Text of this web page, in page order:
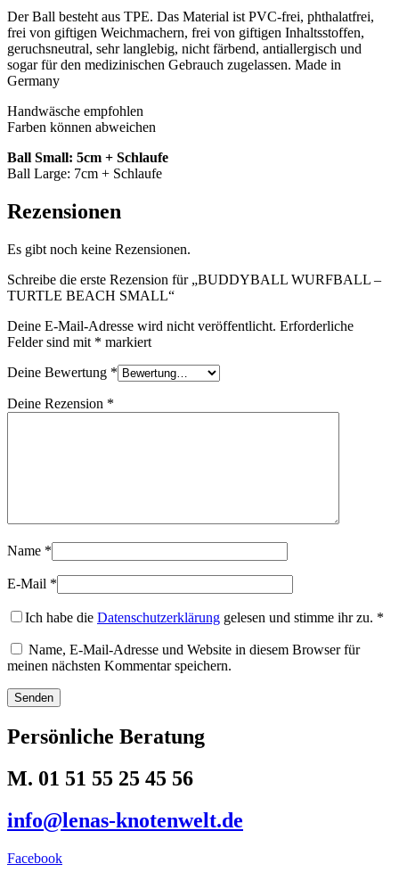
Der Ball besteht aus TPE. Das Material ist PVC-frei, phthalatfrei,
frei von giftigen Weichmachern, frei von giftigen Inhaltsstoffen,
geruchsneutral, sehr langlebig, nicht färbend, antiallergisch und
sogar für den medizinischen Gebrauch zugelassen. Made in
Germany
Handwäsche empfohlen
Farben können abweichen
Ball Small: 5cm + Schlaufe
Ball Large: 7cm + Schlaufe
Rezensionen
Es gibt noch keine Rezensionen.
Schreibe die erste Rezension für „BUDDYBALL WURFBALL –
TURTLE BEACH SMALL“
Deine E-Mail-Adresse wird nicht veröffentlicht. Erforderliche
Felder sind mit * markiert
Deine Bewertung *
Deine Rezension *
Name *
E-Mail *
Ich habe die Datenschutzerklärung gelesen und stimme ihr zu. *
Name, E-Mail-Adresse und Website in diesem Browser für
meinen nächsten Kommentar speichern.
Persönliche Beratung
M. 01 51 55 25 45 56
info@lenas-knotenwelt.de
Facebook